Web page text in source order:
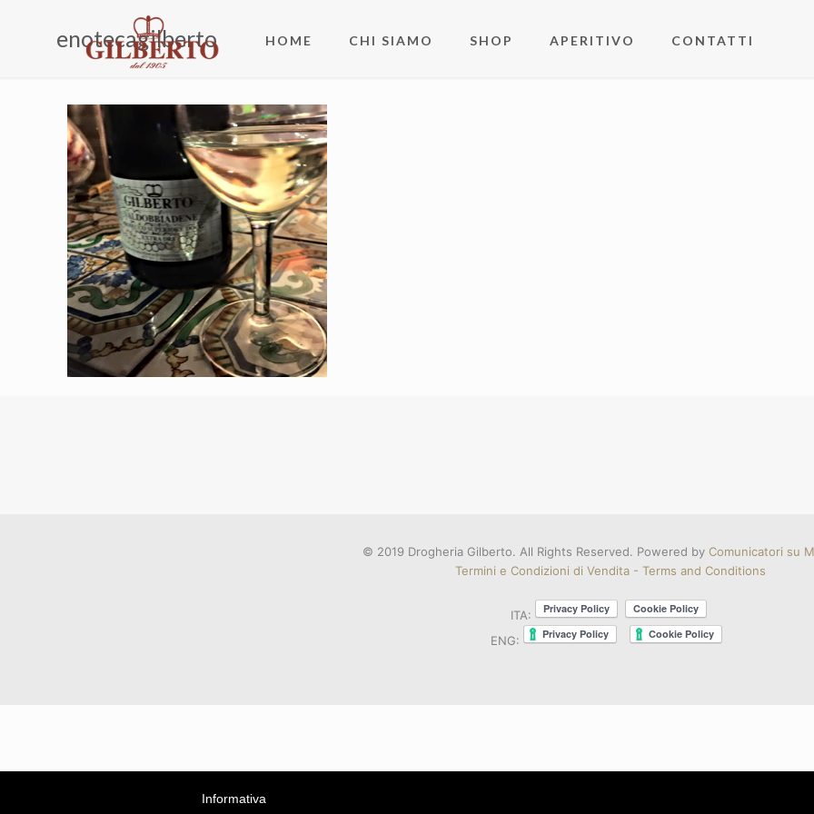
HOME CHI SIAMO SHOP APERITIVO CONTATTI
enotecagilberto
© 2019 Drogheria Gilberto. All Rights Reserved. Powered by Comunicatori su
Termini e Condizioni di Vendita - Terms and Conditions
ITA:
ENG:
Informativa